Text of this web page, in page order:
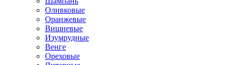
Оливковые
Оранжевые
Вишневые
Изумрудные
Венге
Ореховые